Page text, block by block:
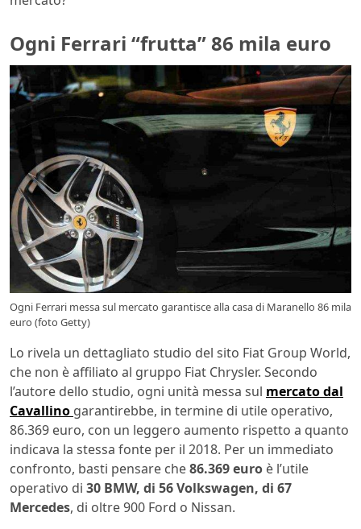
Ogni Ferrari “frutta” 86 mila euro
Ogni Ferrari messa sul mercato garantisce alla casa di Maranello 86 mila
euro (foto Getty)
Lo rivela un dettagliato studio del sito Fiat Group World,
che non è affiliato al gruppo Fiat Chrysler. Secondo
l’autore dello studio, ogni unità messa sul mercato dal
Cavallino garantirebbe, in termine di utile operativo,
86.369 euro, con un leggero aumento rispetto a quanto
indicava la stessa fonte per il 2018. Per un immediato
confronto, basti pensare che86.369 euro è l’utile
operativo di 30 BMW, di 56 Volkswagen, di 67
Mercedes, di oltre 900 Ford o Nissan.